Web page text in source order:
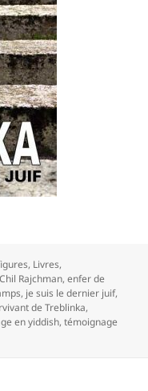
, Livres,
Chil Rajchman,enfer de
, je suis le dernier juif,
de Treblinka,
en yiddish,témoignage